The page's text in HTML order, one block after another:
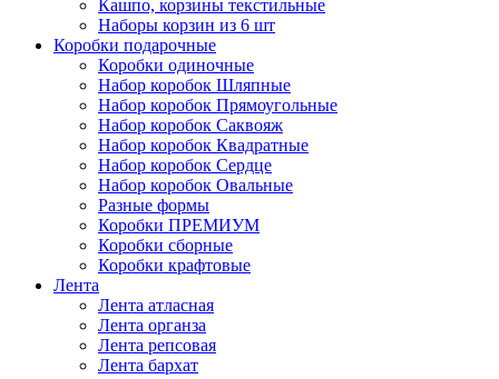
Кашпо, корзины текстильные
Наборы корзин из 6 шт
Коробки подарочные
Коробки одиночные
Набор коробок Шляпные
Набор коробок Прямоугольные
Набор коробок Саквояж
Набор коробок Квадратные
Набор коробок Сердце
Набор коробок Овальные
Разные формы
Коробки ПРЕМИУМ
Коробки сборные
Коробки крафтовые
Лента
Лента атласная
Лента органза
Лента репсовая
Лента бархат